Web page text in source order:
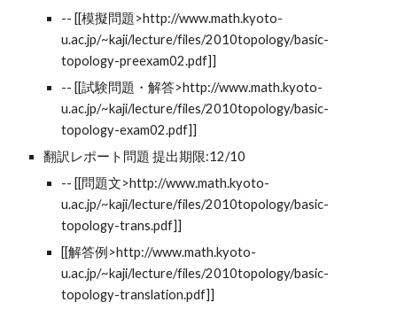
-- [[模擬問題>http://www.math.kyoto-
u.ac.jp/~kaji/lecture/files/2010topology/basic-
topology-preexam02.pdf]]
-- [[試験問題・解答>http://www.math.kyoto-
u.ac.jp/~kaji/lecture/files/2010topology/basic-
topology-exam02.pdf]]
翻訳レポート問題 提出期限:12/10
-- [[問題文>http://www.math.kyoto-
u.ac.jp/~kaji/lecture/files/2010topology/basic-
topology-trans.pdf]]
[[解答例>http://www.math.kyoto-
u.ac.jp/~kaji/lecture/files/2010topology/basic-
topology-translation.pdf]]